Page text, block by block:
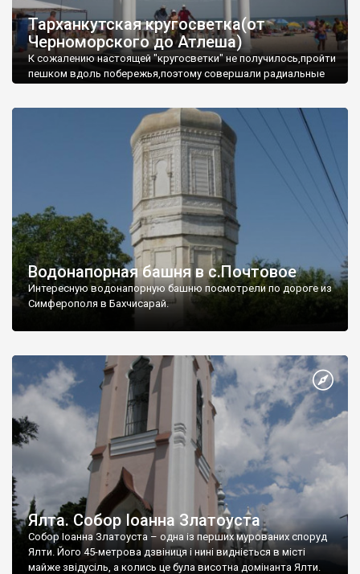
Тарханкутская кругосветка(от
Черноморского до Атлеша)
К сожалению настоящей "кругосветки" не получилось,пройти
пешком вдоль побережья,поэтому совершали радиальные
Водонапорная башня в с.Почтовое
Интересную водонапорную башню посмотрели по дороге из
Симферополя в Бахчисарай.
Ялта. Собор Іоанна Златоуста
Собор Іоанна Златоуста – одна із перших мурованих споруд
Ялти. Його 45-метрова дзвіниця і нині видніється в місті
майже звідусіль, а колись це була висотна домінанта Ялти.